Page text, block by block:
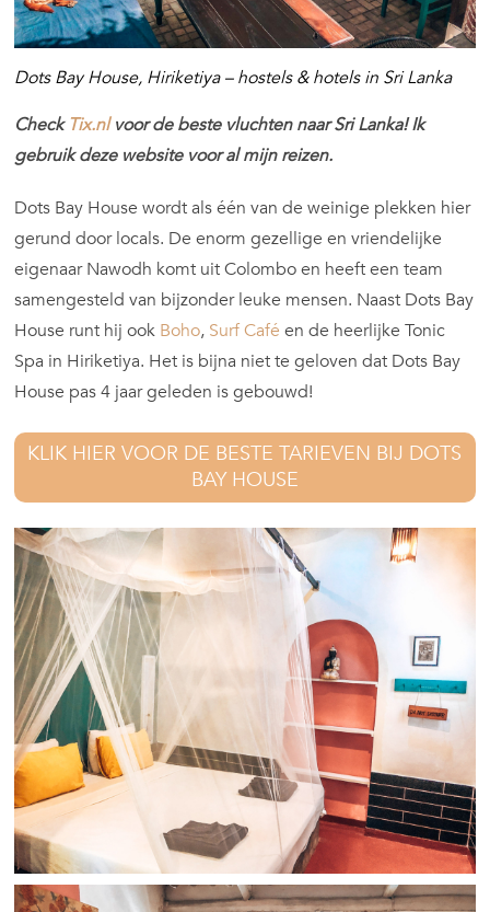
Dots Bay House, Hiriketiya – hostels & hotels in Sri Lanka
CheckTix.nl voor de beste vluchten naar Sri Lanka! Ik
gebruik deze website voor al mijn reizen.
Dots Bay House wordt als één van de weinige plekken hier
gerund door locals. De enorm gezellige en vriendelijke
eigenaar Nawodh komt uit Colombo en heeft een team
samengesteld van bijzonder leuke mensen. Naast Dots Bay
House runt hij ook Boho, Surf Café en de heerlijke Tonic
Spa in Hiriketiya. Het is bijna niet te geloven dat Dots Bay
House pas 4 jaar geleden is gebouwd!
KLIK HIER VOOR DE BESTE TARIEVEN BIJ DOTS
BAY HOUSE